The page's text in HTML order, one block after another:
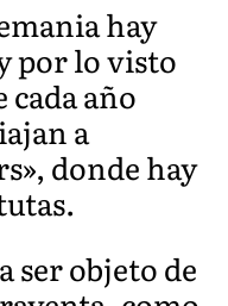
hay
por lo visto
año
a
donde hay
ser objeto de